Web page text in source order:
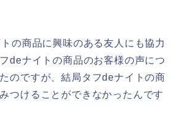
の商品に興味のある友人にも協力
deナイトの商品のお客様の声につ
のですが、結局タフdeナイトの商
つけることができなかったんです